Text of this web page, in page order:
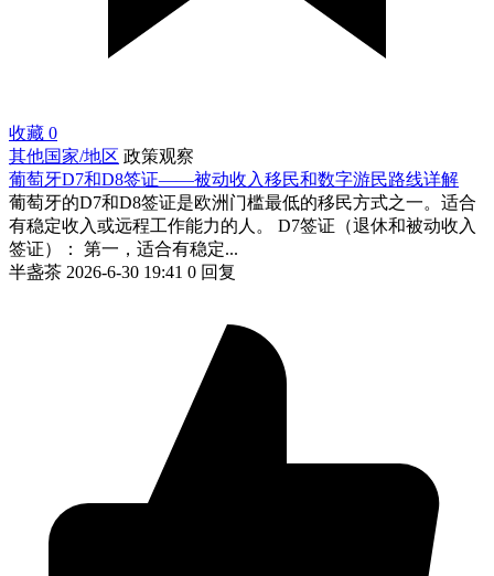
收藏 0
其他国家/地区 政策观察
葡萄牙D7和D8签证——被动收入移民和数字游民路线详解
葡萄牙的D7和D8签证是欧洲门槛最低的移民方式之一。适合
有稳定收入或远程工作能力的人。 D7签证（退休和被动收入
签证）： 第一，适合有稳定...
半盏茶 2026-6-30 19:41 0 回复